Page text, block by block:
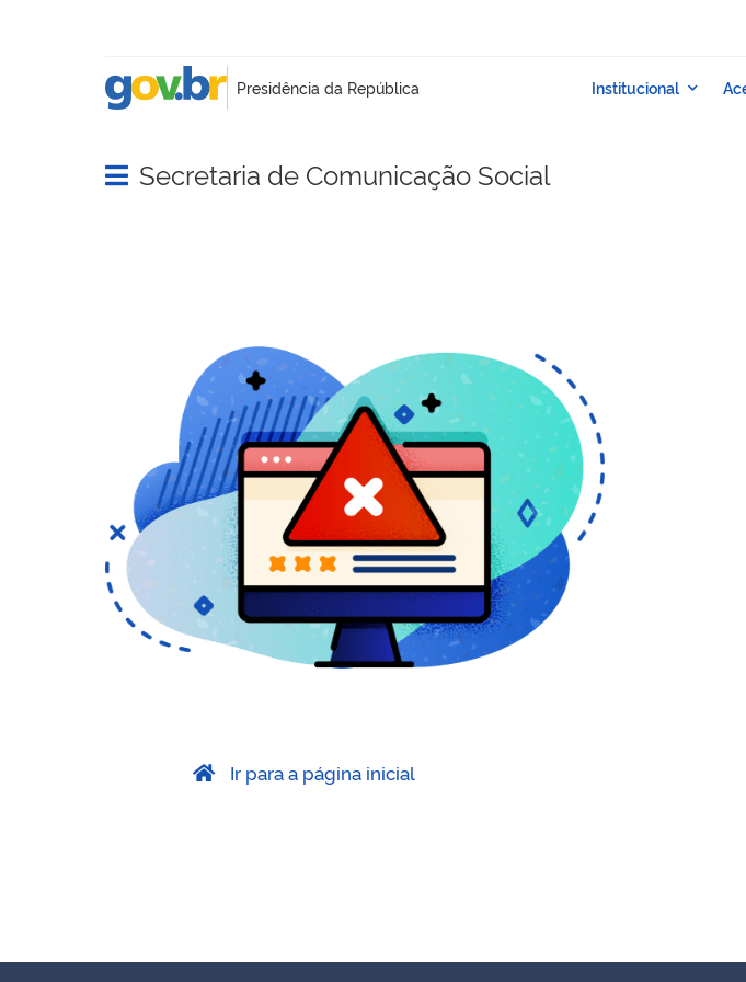
Abrir menu principal de navegação
Secretaria de Comunicação Social
Ir para a página inicial